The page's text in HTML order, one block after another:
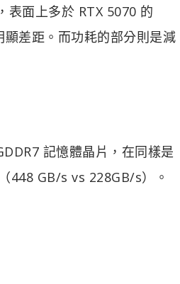
表面上多於 RTX 5070 的
差距。而功耗的部分則是減
記憶體晶片，在同樣是
448 GB/s vs 228GB/s）。